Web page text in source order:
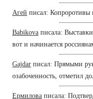
Агей писал: Копроротивы
Babikova писала:
вот и начинается
Gajdar писал: Прямыми
озабоченность, отметил
Ермилова писала: